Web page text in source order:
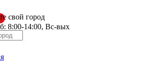
свой город
8:00-14:00, Вс-вых